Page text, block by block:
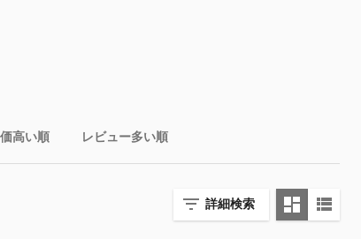
高い順 レビュー多い順
詳細検索